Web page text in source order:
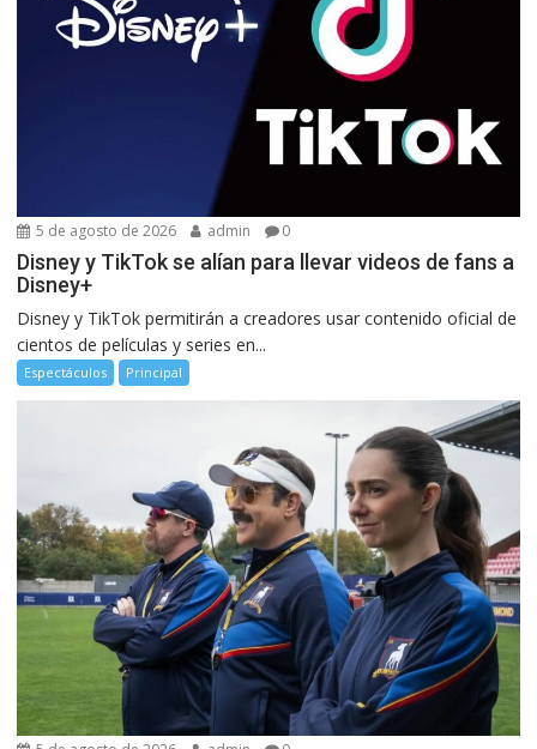
5 de agosto de 2026 admin 0
Disney y TikTok se alían para llevar videos de fans a
Disney+
Disney y TikTok permitirán a creadores usar contenido oficial de
cientos de películas y series en...
Espectáculos Principal